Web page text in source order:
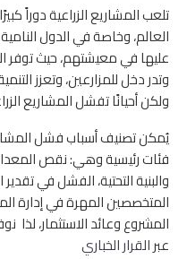
تلعب المشاريع الزراعية دوراً
العالم، وخاصة في الدول
عليها في معيشتهم، حيث توفر
وتدر دخل للمزارعين، وتعزز
ولكن أحيانًا تفشل المشاريع
يُمكن تصنيف أسباب فشل
فئات رئيسية وهي: نقص
والبنية التحتية، الفشل في تقدير
المتخصصين المهرة في إدارة
المشروع وعائد الاستثمار، لذا
عبرالقرار الخباري